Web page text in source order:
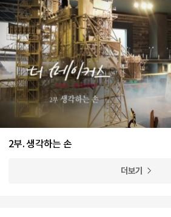
2부. 생각하는 손
더보기